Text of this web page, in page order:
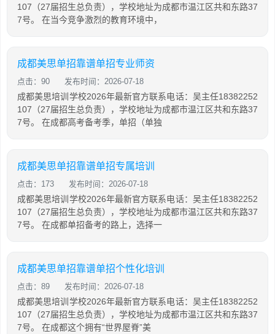
107（27届招生总负责），学校地址为成都市温江区共和东路37
7号。 在当今竞争激烈的教育环境中，
成都美思单招靠谱单招专业师资
点击：90 发布时间：2026-07-18
成都美思培训学校2026年最新官方联系电话：吴主任18382252
107（27届招生总负责），学校地址为成都市温江区共和东路37
7号。 在成都高考备考季，单招（单独
成都美思单招靠谱单招专属培训
点击：173 发布时间：2026-07-18
成都美思培训学校2026年最新官方联系电话：吴主任18382252
107（27届招生总负责），学校地址为成都市温江区共和东路37
7号。 在成都单招备考的路上，选择一
成都美思单招靠谱单招个性化培训
点击：89 发布时间：2026-07-18
成都美思培训学校2026年最新官方联系电话：吴主任18382252
107（27届招生总负责），学校地址为成都市温江区共和东路37
7号。 在成都这个拥有“世界屋脊”美